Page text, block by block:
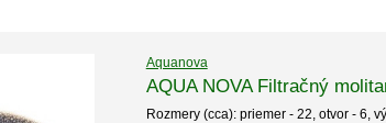
Aquanova
AQUA NOVA Filtračný
Rozmery (cca): priemer - 22, otvor - 6,